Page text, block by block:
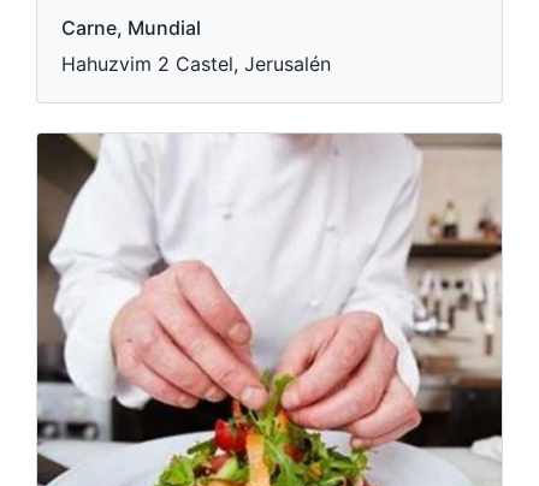
Carne, Mundial
Hahuzvim 2 Castel, Jerusalén